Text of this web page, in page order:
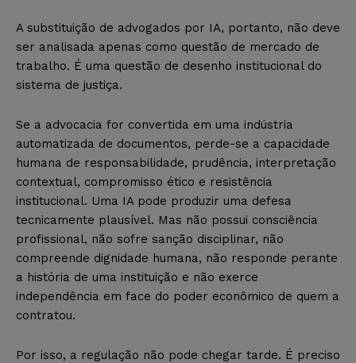
A substituição de advogados por IA, portanto, não deve
ser analisada apenas como questão de mercado de
trabalho. É uma questão de desenho institucional do
sistema de justiça.
Se a advocacia for convertida em uma indústria
automatizada de documentos, perde-se a capacidade
humana de responsabilidade, prudência, interpretação
contextual, compromisso ético e resistência
institucional. Uma IA pode produzir uma defesa
tecnicamente plausível. Mas não possui consciência
profissional, não sofre sanção disciplinar, não
compreende dignidade humana, não responde perante
a história de uma instituição e não exerce
independência em face do poder econômico de quem a
contratou.
Por isso, a regulação não pode chegar tarde. É preciso